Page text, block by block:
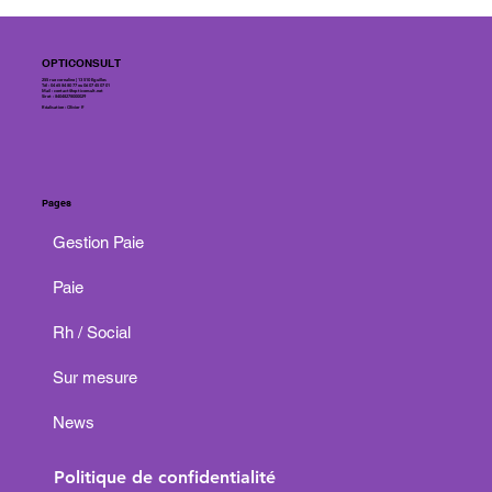
OPTICONSULT
255 rue cornaline | 13 510 Eguilles
Tél : 04 65 84 80 77 ou 06 07 45 07 01
Mail : contact@opticonsult.net
Siret : 84048278000029
Réalisation : Olivier P.
Pages
Gestion Paie
Paie
Rh / Social
Sur mesure
News
Politique de confidentialité